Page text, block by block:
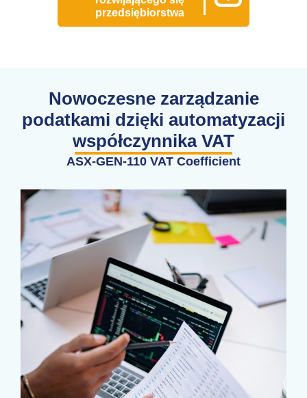
przedsiębiorstwa
Nowoczesne zarządzanie
podatkami dzięki automatyzacji
współczynnika VAT
ASX-GEN-110 VAT Coefficient